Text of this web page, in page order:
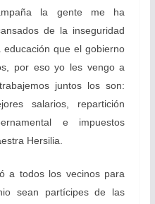
la gente me ha
de la inseguridad
que el gobierno
por eso yo les vengo a
juntos los son:
salarios, repartición
e impuestos
Hersilia.
a todos los vecinos para
sean partícipes de las